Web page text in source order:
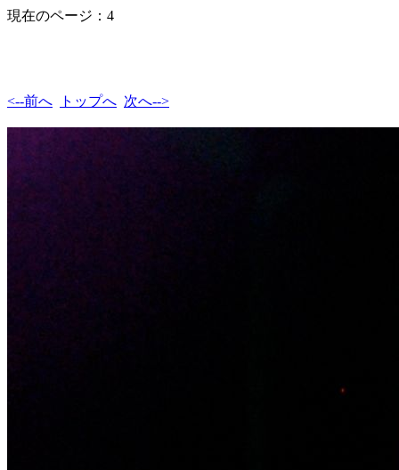
現在のページ：4
<--前へ トップへ 次へ-->